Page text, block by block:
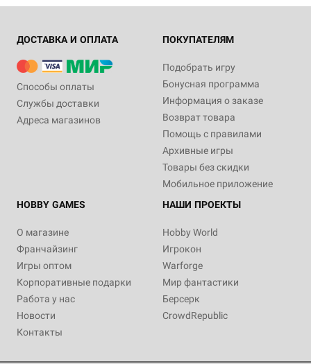
ДОСТАВКА И ОПЛАТА
Способы оплаты
Службы доставки
Адреса магазинов
ПОКУПАТЕЛЯМ
Подобрать игру
Бонусная программа
Информация о заказе
Возврат товара
Помощь с правилами
Архивные игры
Товары без скидки
Мобильное приложение
HOBBY GAMES
О магазине
Франчайзинг
Игры оптом
Корпоративные подарки
Работа у нас
Новости
Контакты
НАШИ ПРОЕКТЫ
Hobby World
Игрокон
Warforge
Мир фантастики
Берсерк
CrowdRepublic